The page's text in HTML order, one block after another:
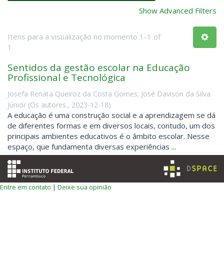
Show Advanced Filters
Itens para a visualização no momento 1-1 of
1
Sentidos da gestão escolar na Educação
Profissional e Tecnológica
Josefa Renata Queiroz da Costa Gomes; José Davison da Silva
Júnior (Os autores., 2023-12-18)
A educação é uma construção social e a aprendizagem se dá
de diferentes formas e em diversos locais, contudo, um dos
principais ambientes educativos é o âmbito escolar. Nesse
espaço, que fundamenta diversas experiências ...
Entre em contato | Deixe sua opinião